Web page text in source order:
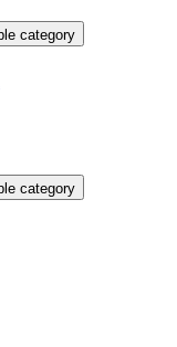
category
category